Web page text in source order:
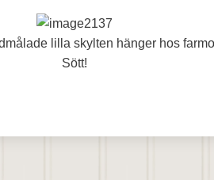
lilla skylten hänger hos
Sött!